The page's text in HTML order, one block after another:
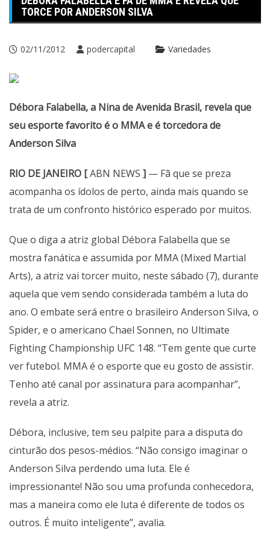
TORCE POR ANDERSON SILVA
02/11/2012 podercapital Variedades
Débora Falabella, a Nina de Avenida Brasil, revela que
seu esporte favorito é o MMA e é torcedora de
Anderson Silva
RIO DE JANEIRO [ABN NEWS ] — Fã que se preza
acompanha os ídolos de perto, ainda mais quando se
trata de um confronto histórico esperado por muitos.
Que o diga a atriz global Débora Falabella que se
mostra fanática e assumida por MMA (Mixed Martial
Arts), a atriz vai torcer muito, neste sábado (7), durante
aquela que vem sendo considerada também a luta do
ano. O embate será entre o brasileiro Anderson Silva, o
Spider, e o americano Chael Sonnen, no Ultimate
Fighting Championship UFC 148. “Tem gente que curte
ver futebol. MMA é o esporte que eu gosto de assistir.
Tenho até canal por assinatura para acompanhar”,
revela a atriz.
Débora, inclusive, tem seu palpite para a disputa do
cinturão dos pesos-médios. “Não consigo imaginar o
Anderson Silva perdendo uma luta. Ele é
impressionante! Não sou uma profunda conhecedora,
mas a maneira como ele luta é diferente de todos os
outros. É muito inteligente”, avalia.